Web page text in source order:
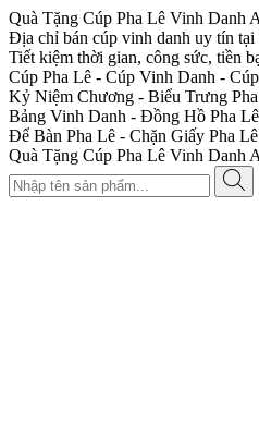
Quà Tặng Cúp Pha Lê Vinh Danh
Địa chỉ bán cúp vinh danh uy tín
Tiết kiệm thời gian, công sức, tiền
Cúp Pha Lê - Cúp Vinh Danh -
Kỷ Niệm Chương - Biểu Trưng
Bảng Vinh Danh - Đồng Hồ Pha Lê
Để Bàn Pha Lê - Chặn Giấy Pha Lê
Quà Tặng Cúp Pha Lê Vinh Danh